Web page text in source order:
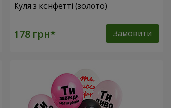
Куля з конфетті (золото)
Замовити